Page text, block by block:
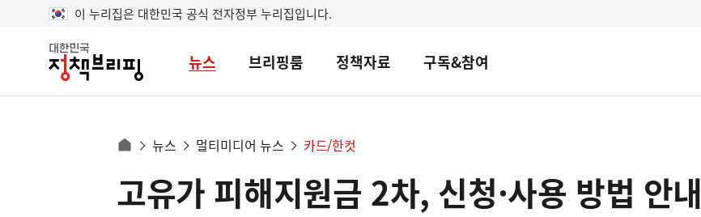
이 누리집은 대한민국 공식 전자정부 누리집입니다.
대
민
뉴스 브리핑룸 정책자료 구독&참여
으
로
뉴스 멀티미디어 뉴스 카드/한컷
고유가 피해지원금 2차, 신청·사용 방법 안내